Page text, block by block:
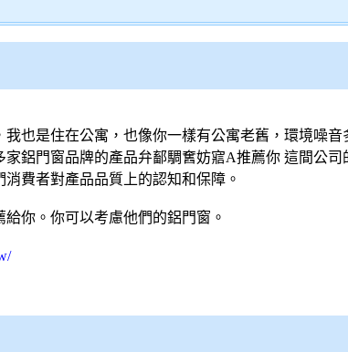
也是住在公寓，也像你一樣有公寓老舊，環境噪
鋁門窗品牌的產品弁鄐騆𡚒妨寣A推薦你 這間公
費者對產品品質上的認知和保障。
你。你可以考慮他們的鋁門窗。